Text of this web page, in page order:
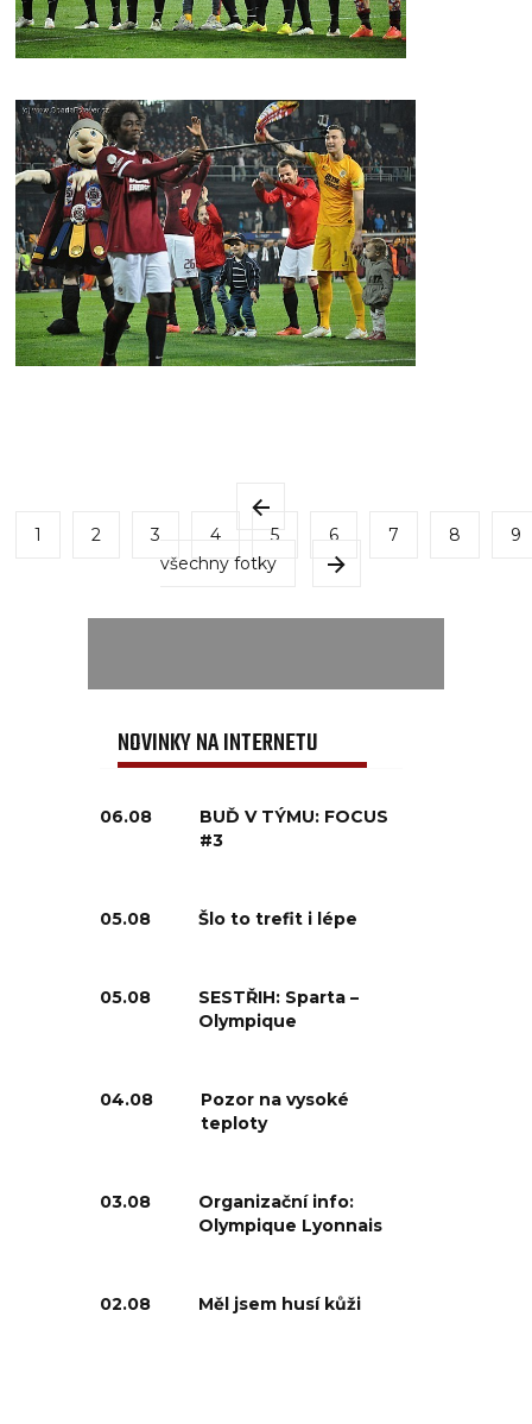
1 2 3 4 5 6 7 8
9
všechny fotky
NOVINKY NA INTERNETU
06.08
BUĎ V TÝMU: FOCUS
#3
05.08 Šlo to trefit i lépe
05.08
SESTŘIH: Sparta –
Olympique
04.08
Pozor na vysoké
teploty
03.08
Organizační info:
Olympique Lyonnais
02.08 Měl jsem husí kůži